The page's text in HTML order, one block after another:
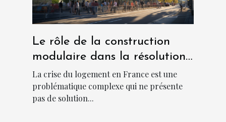
Le rôle de la construction
modulaire dans la résolution
de la crise du logement en
France
La crise du logement en France est une
problématique complexe qui ne présente
pas de solution...